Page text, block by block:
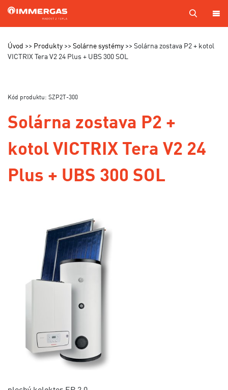
PRODUKTY
CENNÍKY
TECHNIKOV
Úvod Produkty Solárne systémy
Solárna zostava P2 + kotol
VICTRIX Tera V2 24 Plus + UBS 300 SOL
Kód produktu: SZP2T-300
Solárna zostava P2 +
kotol VICTRIX Tera V2 24
Plus + UBS 300 SOL